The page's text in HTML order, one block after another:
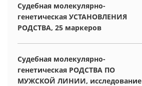
Судебная молекулярно-
генетическая УСТАНОВЛЕНИЯ
РОДСТВА, 25 маркеров
Судебная молекулярно-
генетическая РОДСТВА ПО
МУЖСКОЙ ЛИНИИ, исследование